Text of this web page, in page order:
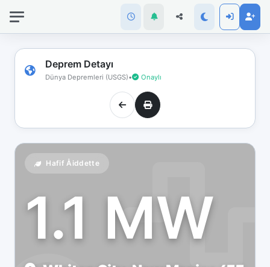
Deprem Detayı
Dünya Depremleri (USGS)• Onaylı
Hafif Åiddette
1.1 MW
bağlantınız
koptu!
Çevrimdışı
moddasınız.